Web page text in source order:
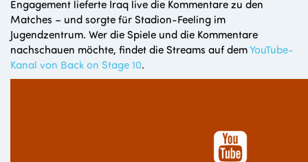
Engagement lieferte Iraq live die Kommentare zu den
Matches – und sorgte für Stadion-Feeling im
Jugendzentrum. Wer die Spiele und die Kommentare
nachschauen möchte, findet die Streams auf demYouTube-
Kanal von Back on Stage 10.